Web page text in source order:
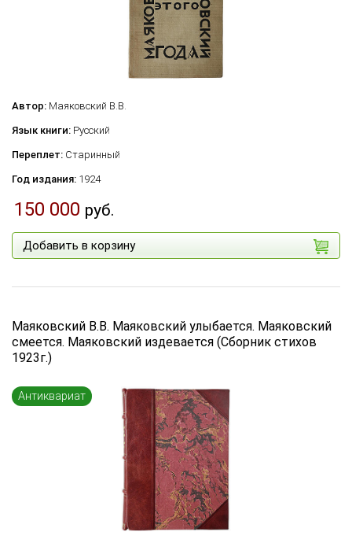
Автор: Маяковский В.В.
Язык книги: Русский
Переплет: Старинный
Год издания: 1924
150 000 руб.
Добавить в корзину
Маяковский В.В. Маяковский улыбается. Маяковский
смеется. Маяковский издевается (Сборник стихов
1923г.)
Антиквариат